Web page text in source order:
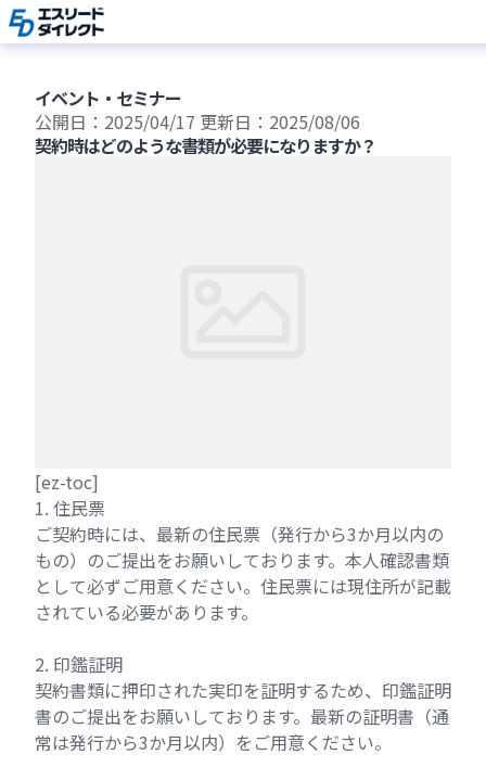
Skip
to
イベント・セミナー
公開日：2025/04/17 更新日：2025/08/06
契約時はどのような書類が必要になりますか？
[ez-toc]
1. 住民票
ご契約時には、最新の住民票（発行から3か月以内の
もの）のご提出をお願いしております。本人確認書類
として必ずご用意ください。住民票には現住所が記載
されている必要があります。
2. 印鑑証明
契約書類に押印された実印を証明するため、印鑑証明
書のご提出をお願いしております。最新の証明書（通
常は発行から3か月以内）をご用意ください。